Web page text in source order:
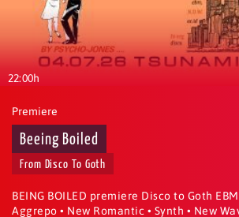
22:00h
Premiere
Beeing Boiled
From Disco To Goth
BEING BOILED premiere Disco to Goth EBM
Aggrepo • New Romantic • Synth • New